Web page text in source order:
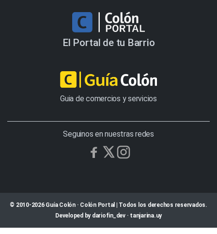
El Portal de tu Barrio
Guia de comercios y servicios
Seguinos en nuestras redes
© 2010-2026 Guía Colón · Colón Portal | Todos los derechos reservados.
Developed by dariofin_dev· tanjarina.uy